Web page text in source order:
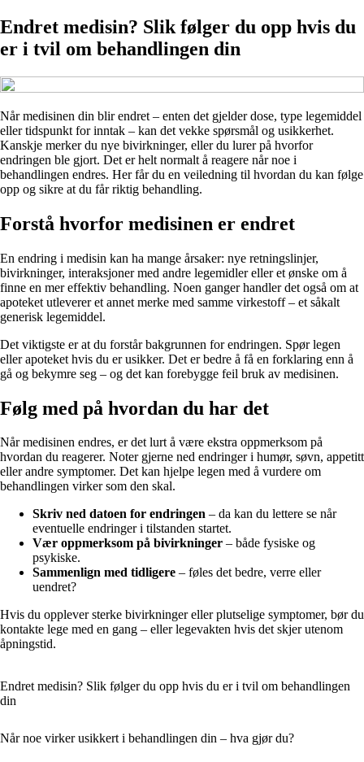
Endret medisin? Slik følger du opp hvis du
er i tvil om behandlingen din
Når medisinen din blir endret – enten det gjelder dose, type legemiddel
eller tidspunkt for inntak – kan det vekke spørsmål og usikkerhet.
Kanskje merker du nye bivirkninger, eller du lurer på hvorfor
endringen ble gjort. Det er helt normalt å reagere når noe i
behandlingen endres. Her får du en veiledning til hvordan du kan følge
opp og sikre at du får riktig behandling.
Forstå hvorfor medisinen er endret
En endring i medisin kan ha mange årsaker: nye retningslinjer,
bivirkninger, interaksjoner med andre legemidler eller et ønske om å
finne en mer effektiv behandling. Noen ganger handler det også om at
apoteket utleverer et annet merke med samme virkestoff – et såkalt
generisk legemiddel.
Det viktigste er at du forstår bakgrunnen for endringen. Spør legen
eller apoteket hvis du er usikker. Det er bedre å få en forklaring enn å
gå og bekymre seg – og det kan forebygge feil bruk av medisinen.
Følg med på hvordan du har det
Når medisinen endres, er det lurt å være ekstra oppmerksom på
hvordan du reagerer. Noter gjerne ned endringer i humør, søvn, appetitt
eller andre symptomer. Det kan hjelpe legen med å vurdere om
behandlingen virker som den skal.
Skriv ned datoen for endringen – da kan du lettere se når
eventuelle endringer i tilstanden startet.
Vær oppmerksom på bivirkninger – både fysiske og
psykiske.
Sammenlign med tidligere – føles det bedre, verre eller
uendret?
Hvis du opplever sterke bivirkninger eller plutselige symptomer, bør du
kontakte lege med en gang – eller legevakten hvis det skjer utenom
åpningstid.
Endret medisin? Slik følger du opp hvis du er i tvil om behandlingen
din
Når noe virker usikkert i behandlingen din – hva gjør du?